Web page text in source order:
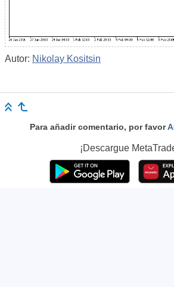
Autor: Nikolay Kositsin
Para añadir comentario, por favor
¡Descargue